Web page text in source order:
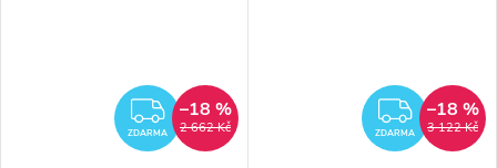
ZDARMA
ZDARMA 2 662 Kč
–18 %
ZDARMA 3 122 Kč
–18 %